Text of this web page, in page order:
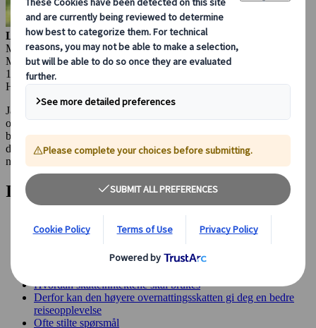
Lorenzo Pilastri
Marketing Manager
Madrid, Spania
16 jun 2026
Høydepunkter på reisemålet
Japans gamle hovedstad gjennomfører den største omleggingen av
overnattingsskatten i landets historie. Fra 1. mars 2026 vil
besøkende i Kyoto møte betydelig høyere hotellskatter, og for de
dyreste oppholdene kan avgiften bli opptil ¥10 000 per person per
natt. Det er ti ganger mer enn dagens høyeste sats.
Innhold
Nye skattesatser fra 1. mars 2026
Hvem må betale, og hvem er fritatt?
Kyotos skatt sammenlignet med skatt i andre japanske byer
Hvordan skatteinntektene skal brukes
Derfor kan den høyere overnattingsskatten gi deg en bedre
reiseopplevelse
Ofte stilte spørsmål